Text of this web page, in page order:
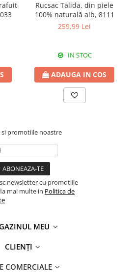
Rucsac Talida, din piele
100% naturală alb, 8111
259,99 Lei
IN STOC
ADAUGA IN COS
promotiile noastre
newsletter cu promotiile
mai multe in Politica de
MEU
CLIENȚI
COMERCIALE